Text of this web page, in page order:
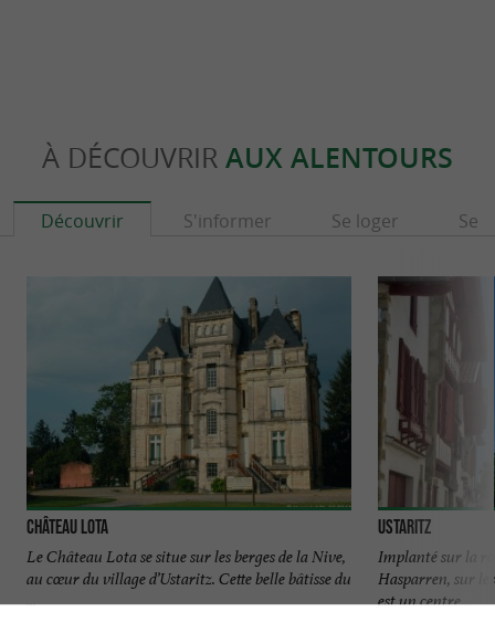
À DÉCOUVRIR AUX ALENTOURS
Découvrir S'informer Se loger Se
Château Lota
Le Château Lota se situe sur les berges de la Nive,
au cœur du village d’Ustaritz. Cette belle bâtisse du
...
Ustaritz
Implanté sur la
Hasparren, sur
est un centre ...